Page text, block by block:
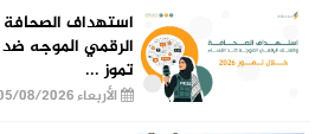
استهداف
الرقمي الموجه
تموز ...
الأربعاء 05/08/2026